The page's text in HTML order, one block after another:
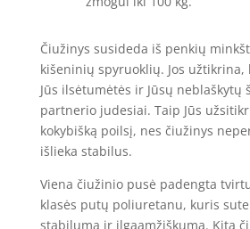
Čiužinys susideda iš penkių
kišeninių spyruoklių. Jos užtikrina,
Jūs ilsėtumėtės ir Jūsų neblaškytų
partnerio judesiai. Taip Jūs
kokybišką poilsį, nes čiužinys
išlieka stabilus.
Viena čiužinio pusė padengta
klasės putų poliuretanu, kuris
stabilumą ir ilgaamžiškumą. Kita